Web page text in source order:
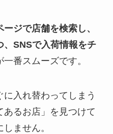
ージで店舗を検索し、
、SNSで入荷情報をチ
一番スムーズです。
入れ替わってしまう
るお店」を見つけて
ません。